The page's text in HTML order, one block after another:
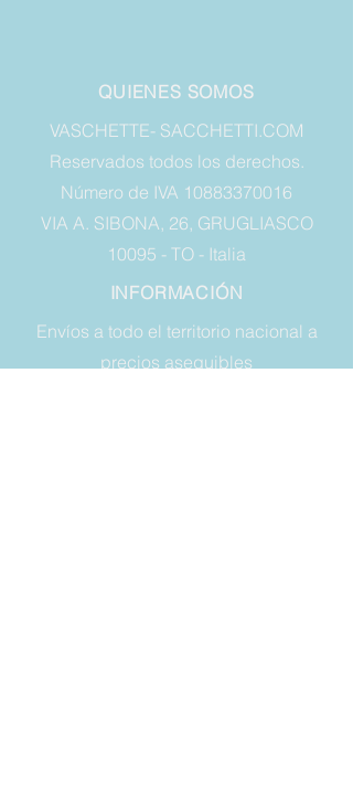
QUIENES SOMOS
VASCHETTE- SACCHETTI.COM
Reservados todos los derechos.
Número de IVA 10883370016
VIA A. SIBONA, 26, GRUGLIASCO
10095 - TO - Italia
INFORMACIÓN
Envíos a todo el territorio nacional a
precios asequibles